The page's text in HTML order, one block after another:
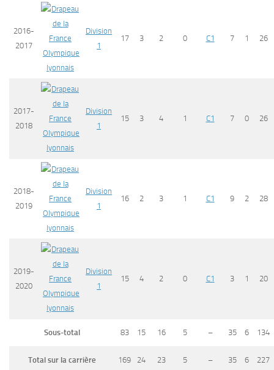
2016-
2017
Olympique
lyonnais
Division
1
17 3 2 0 C1 7 1 26
2017-
2018
Olympique
lyonnais
Division
1
15 3 4 1 C1 7 0 26
2018-
2019
Olympique
lyonnais
Division
1
16 2 3 1 C1 9 2 28
2019-
2020
Olympique
lyonnais
Division
1
15 4 2 0 C1 3 1 20
Sous-total 83 15 16 5 – 35 6 134
Total sur la carrière 169 24 23 5 – 35 6 227